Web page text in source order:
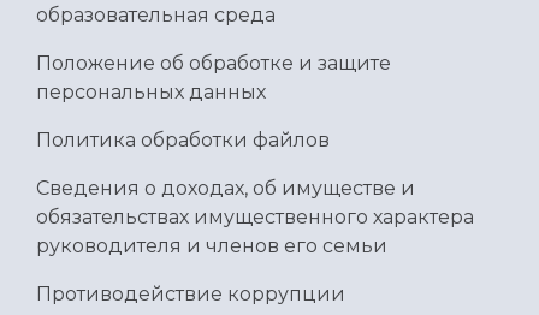
образовательная среда
Положение об обработке и защите
персональных данных
Политика обработки файлов
Сведения о доходах, об имуществе и
обязательствах имущественного характера
руководителя и членов его семьи
Противодействие коррупции